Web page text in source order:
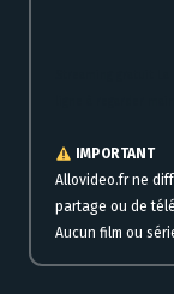
IMPORTANT
Allovideo.fr ne
partage ou de
Aucun film ou